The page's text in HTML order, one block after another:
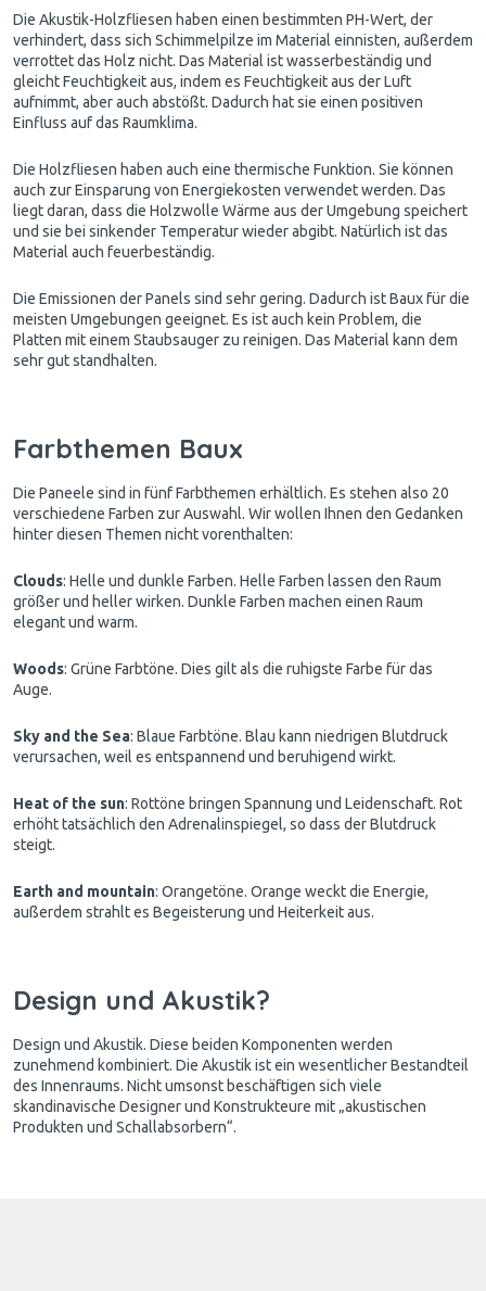
Die Akustik-Holzfliesen haben einen bestimmten PH-Wert, der
verhindert, dass sich Schimmelpilze im Material einnisten, außerdem
verrottet das Holz nicht. Das Material ist wasserbeständig und
gleicht Feuchtigkeit aus, indem es Feuchtigkeit aus der Luft
aufnimmt, aber auch abstößt. Dadurch hat sie einen positiven
Einfluss auf das Raumklima.
Die Holzfliesen haben auch eine thermische Funktion. Sie können
auch zur Einsparung von Energiekosten verwendet werden. Das
liegt daran, dass die Holzwolle Wärme aus der Umgebung speichert
und sie bei sinkender Temperatur wieder abgibt. Natürlich ist das
Material auch feuerbeständig.
Die Emissionen der Panels sind sehr gering. Dadurch ist Baux für die
meisten Umgebungen geeignet. Es ist auch kein Problem, die
Platten mit einem Staubsauger zu reinigen. Das Material kann dem
sehr gut standhalten.
Farbthemen Baux
Die Paneele sind in fünf Farbthemen erhältlich. Es stehen also 20
verschiedene Farben zur Auswahl. Wir wollen Ihnen den Gedanken
hinter diesen Themen nicht vorenthalten:
Clouds: Helle und dunkle Farben. Helle Farben lassen den Raum
größer und heller wirken. Dunkle Farben machen einen Raum
elegant und warm.
Woods: Grüne Farbtöne. Dies gilt als die ruhigste Farbe für das
Auge.
Sky and the Sea: Blaue Farbtöne. Blau kann niedrigen Blutdruck
verursachen, weil es entspannend und beruhigend wirkt.
Heat of the sun: Rottöne bringen Spannung und Leidenschaft. Rot
erhöht tatsächlich den Adrenalinspiegel, so dass der Blutdruck
steigt.
Earth and mountain: Orangetöne. Orange weckt die Energie,
außerdem strahlt es Begeisterung und Heiterkeit aus.
Design und Akustik?
Design und Akustik. Diese beiden Komponenten werden
zunehmend kombiniert. Die Akustik ist ein wesentlicher Bestandteil
des Innenraums. Nicht umsonst beschäftigen sich viele
skandinavische Designer und Konstrukteure mit „akustischen
Produkten und Schallabsorbern“.